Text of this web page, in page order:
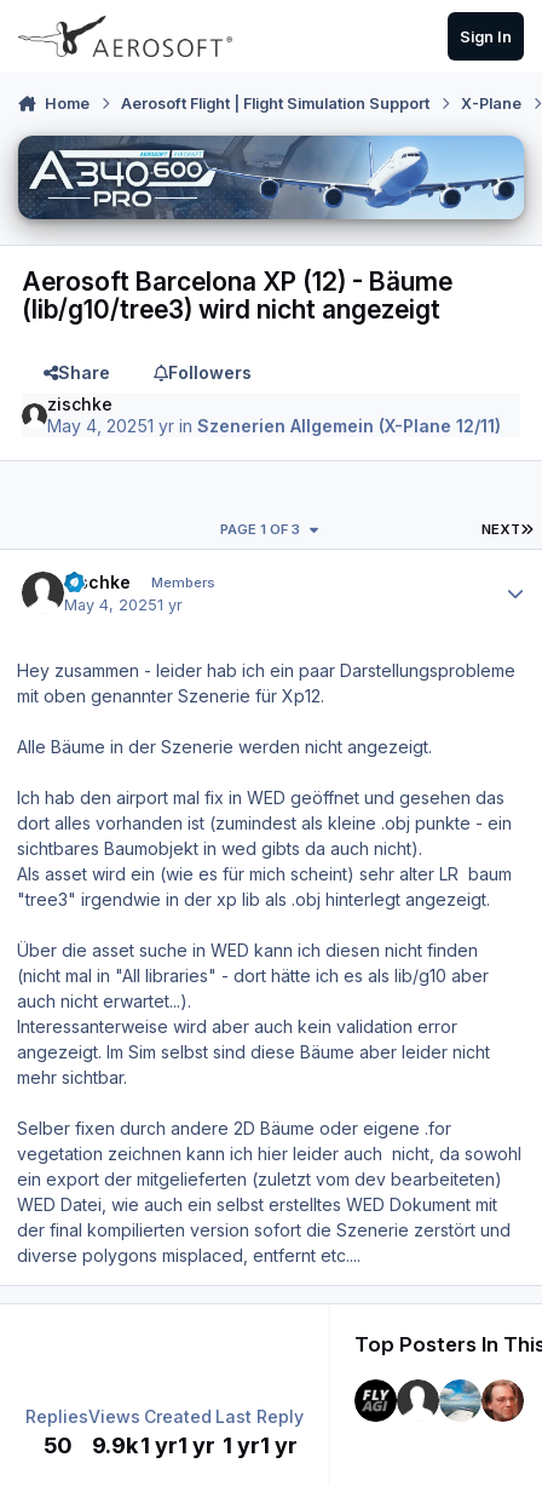
Skip to content
Sign In
Home Aerosoft Flight | Flight Simulation Support X-Plane
Aerosoft Barcelona XP (12) - Bäume
(lib/g10/tree3) wird nicht angezeigt
Share
Followers
zischke
May 4, 20251 yr inSzenerien Allgemein (X-Plane 12/11)
NEXT
PAGE 1 OF 3
zischke Members
May 4, 20251 yr
Hey zusammen - leider hab ich ein paar Darstellungsprobleme
mit oben genannter Szenerie für Xp12.
Alle Bäume in der Szenerie werden nicht angezeigt.
Ich hab den airport mal fix in WED geöffnet und gesehen das
dort alles vorhanden ist (zumindest als kleine .obj punkte - ein
sichtbares Baumobjekt in wed gibts da auch nicht).
Als asset wird ein (wie es für mich scheint) sehr alter LR baum
"tree3" irgendwie in der xp lib als .obj hinterlegt angezeigt.
Über die asset suche in WED kann ich diesen nicht finden
(nicht mal in "All libraries" - dort hätte ich es als lib/g10 aber
auch nicht erwartet...).
Interessanterweise wird aber auch kein validation error
angezeigt. Im Sim selbst sind diese Bäume aber leider nicht
mehr sichtbar.
Selber fixen durch andere 2D Bäume oder eigene .for
vegetation zeichnen kann ich hier leider auch nicht, da sowohl
ein export der mitgelieferten (zuletzt vom dev bearbeiteten)
WED Datei, wie auch ein selbst erstelltes WED Dokument mit
der final kompilierten version sofort die Szenerie zerstört und
diverse polygons misplaced, entfernt etc....
Replies
50
Views
9.9k
Created
1 yr1 yr
Last Reply
1 yr1 yr
Top Posters In